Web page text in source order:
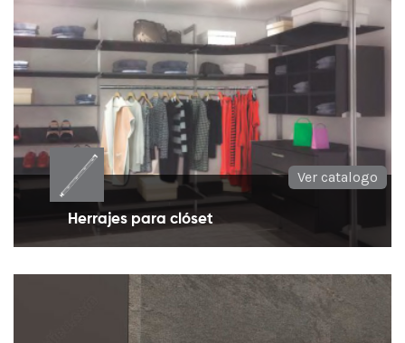
Herrajes para clóset
Ver catalogo
diseño de mobiliario